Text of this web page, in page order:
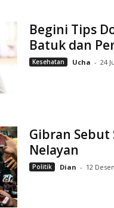
Begini Tips
Batuk dan
Kesehatan Ucha - 24
Gibran Sebut
Nelayan
Politik Dian - 12